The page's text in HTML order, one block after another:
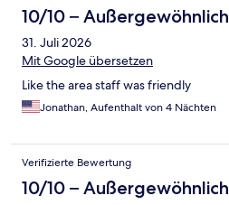
10/10 – Außergewöhnlich
31. Juli 2026
Mit Google übersetzen
Like the area staff was friendly
Jonathan, Aufenthalt von 4 Nächten
Verifizierte Bewertung
10/10 – Außergewöhnlich